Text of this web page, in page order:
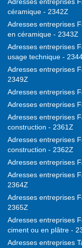
céramique - 2342Z
Adresses entreprises
en céramique - 2343Z
Adresses entreprises
usage technique -
Adresses entreprises
2349Z
Adresses entreprises
Adresses entreprises
Adresses entreprises
construction - 2361Z
Adresses entreprises
construction - 2362Z
Adresses entreprises
Adresses entreprises
2364Z
Adresses entreprises
2365Z
Adresses entreprises
ciment ou en plâtre -
Adresses entreprises